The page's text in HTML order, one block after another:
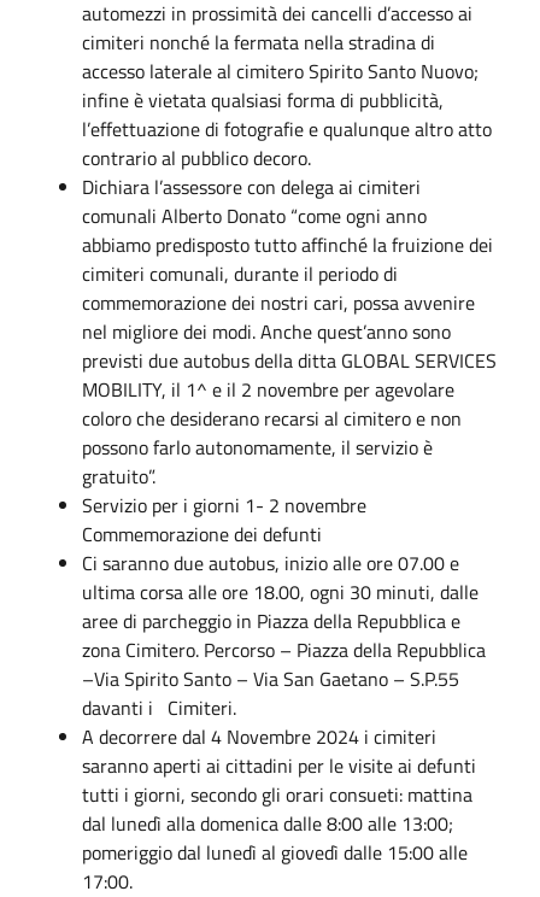
automezzi in prossimità dei cancelli d’accesso ai
cimiteri nonché la fermata nella stradina di
accesso laterale al cimitero Spirito Santo Nuovo;
infine è vietata qualsiasi forma di pubblicità,
l’effettuazione di fotografie e qualunque altro atto
contrario al pubblico decoro.
Dichiara l’assessore con delega ai cimiteri
comunali Alberto Donato “come ogni anno
abbiamo predisposto tutto affinché la fruizione dei
cimiteri comunali, durante il periodo di
commemorazione dei nostri cari, possa avvenire
nel migliore dei modi. Anche quest’anno sono
previsti due autobus della ditta GLOBAL SERVICES
MOBILITY, il 1^ e il 2 novembre per agevolare
coloro che desiderano recarsi al cimitero e non
possono farlo autonomamente, il servizio è
gratuito”.
Servizio per i giorni 1- 2 novembre
Commemorazione dei defunti
Ci saranno due autobus, inizio alle ore 07.00 e
ultima corsa alle ore 18.00, ogni 30 minuti, dalle
aree di parcheggio in Piazza della Repubblica e
zona Cimitero. Percorso – Piazza della Repubblica
–Via Spirito Santo – Via San Gaetano – S.P.55
davanti i Cimiteri.
A decorrere dal 4 Novembre 2024 i cimiteri
saranno aperti ai cittadini per le visite ai defunti
tutti i giorni, secondo gli orari consueti: mattina
dal lunedì alla domenica dalle 8:00 alle 13:00;
pomeriggio dal lunedì al giovedì dalle 15:00 alle
17:00.